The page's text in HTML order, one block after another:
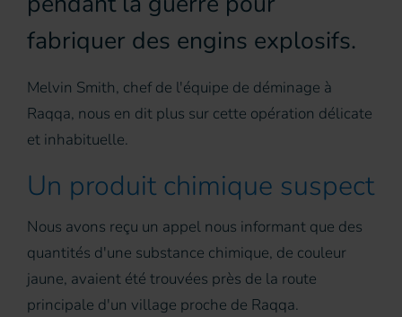
fabriquer des engins explosifs.
Melvin Smith, chef de l'équipe de déminage à
Raqqa, nous en dit plus sur cette opération délicate
et inhabituelle.
Un produit chimique suspect
Nous avons reçu un appel nous informant que des
quantités d'une substance chimique, de couleur
jaune, avaient été trouvées près de la route
principale d'un village proche de Raqqa.